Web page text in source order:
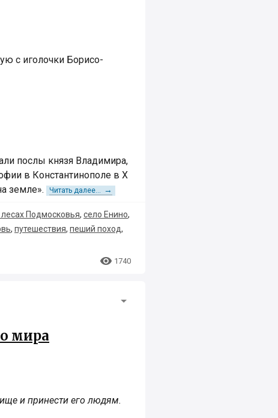
с иголочки Борисо-
послы князя Владимира,
в Константинополе в X
земле».
Читать далее... →
Подмосковья, село Енино,
, путешествия, пеший поход,
 1740
мира
и принести его людям.